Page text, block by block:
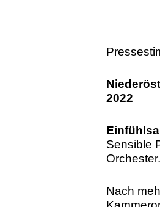
2022
Sensible
Orchester.
Nach